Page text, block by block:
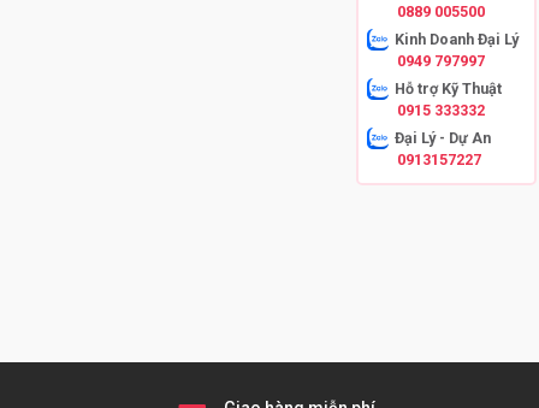
0889 005500
Kinh Doanh Đại Lý
0949 797997
Hỗ trợ Kỹ Thuật
0915 333332
Đại Lý - Dự An
0913157227